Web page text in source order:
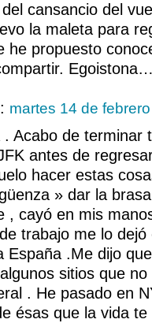
cansancio del
la maleta para
he propuesto
martes 14 de
. Acabo de terminar
antes de
hacer estas
» dar la
, cayó en mis
trabajo me lo
España .Me dijo
sitios que
. He pasado en
ésas que la vida